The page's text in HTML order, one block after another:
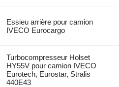
Essieu arrière pour camion
IVECO Eurocargo
Turbocompresseur Holset
HY55V pour camion IVECO
Eurotech, Eurostar, Stralis
440E43